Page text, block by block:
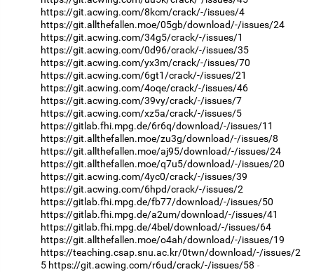
https://git.acwing.com/8kcm/crack/-/issues/4
https://git.allthefallen.moe/05gb/download/-/issues/24
https://git.acwing.com/34g5/crack/-/issues/1
https://git.acwing.com/0d96/crack/-/issues/35
https://git.acwing.com/yx3m/crack/-/issues/70
https://git.acwing.com/6gt1/crack/-/issues/21
https://git.acwing.com/4oqe/crack/-/issues/46
https://git.acwing.com/39vy/crack/-/issues/7
https://git.acwing.com/xz5a/crack/-/issues/5
https://gitlab.fhi.mpg.de/6r6q/download/-/issues/11
https://git.allthefallen.moe/zu3g/download/-/issues/8
https://git.allthefallen.moe/aj95/download/-/issues/24
https://git.allthefallen.moe/q7u5/download/-/issues/20
https://git.acwing.com/4yc0/crack/-/issues/39
https://git.acwing.com/6hpd/crack/-/issues/2
https://gitlab.fhi.mpg.de/fb77/download/-/issues/50
https://gitlab.fhi.mpg.de/a2um/download/-/issues/41
https://gitlab.fhi.mpg.de/4bel/download/-/issues/64
https://git.allthefallen.moe/o4ah/download/-/issues/19
https://teaching.csap.snu.ac.kr/0twn/download/-/issues/2
5 https://git.acwing.com/r6ud/crack/-/issues/58